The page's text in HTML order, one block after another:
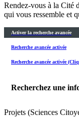
Rendez-vous à la Cité
qui vous ressemble et
Activer la recherche avancée
Recherche avancée activée
Recherche avancée activée
Recherchez une
Projets (Sciences